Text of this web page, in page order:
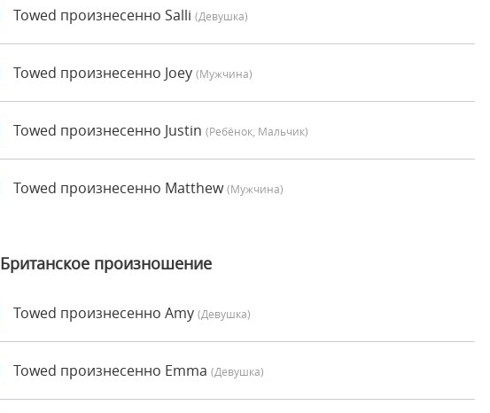
Towed произнесенно Salli (девушка)
Towed произнесенно Joey (мужчина)
Towed произнесенно Justin (Ребёнок, Мальчик)
Towed произнесенно Matthew(мужчина)
Британское произношение
Towed произнесенно Amy (девушка)
Towed произнесенно Emma (девушка)